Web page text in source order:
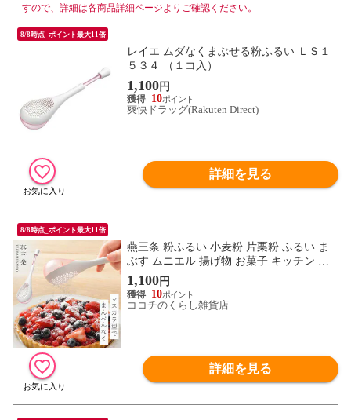
すので、詳細は各商品詳細ページよりご確認ください。
8/8時点_ポイント最大11倍
レイエ ムダなくまぶせる粉ふるい ＬＳ１
５３４ （１コ入）
1,100円
10
爽快ドラッグ(Rakuten Direct)
詳細を見る
8/8時点_ポイント最大11倍
燕三条 粉ふるい 小麦粉 片栗粉 ふるい ま
ぶす ムニエル 揚げ物 お菓子 キッチン 調
理器具 ムダなくまぶせる粉ふるい
1,100円
10
ココチのくらし雑貨店
詳細を見る